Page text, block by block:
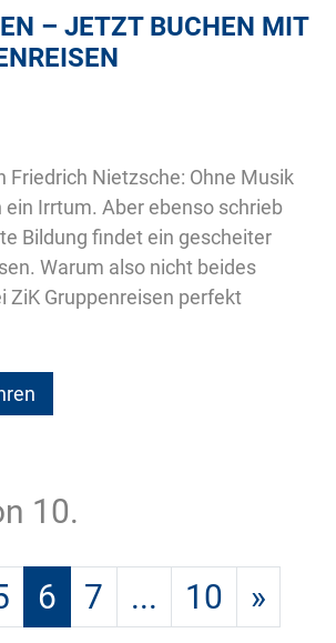
– JETZT BUCHEN MIT
Friedrich Nietzsche: Ohne Musik
Irrtum. Aber ebenso schrieb
Bildung findet ein gescheiter
Warum also nicht beides
ZiK Gruppenreisen perfekt
10.
6 7 ... 10 »